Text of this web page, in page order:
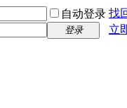
自动登录 找
登录
立